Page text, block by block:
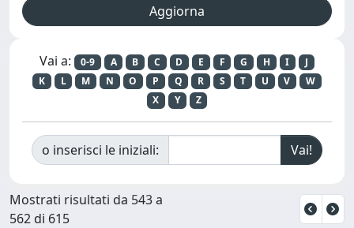
Vai a: 0-9 A B C D E F G H I
J
K
L M N O P Q R S T U V
W
X
Y Z
o inserisci le iniziali:
Mostrati risultati da 543 a
562 di 615